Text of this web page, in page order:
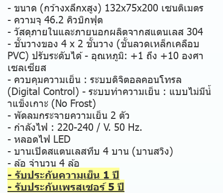
- ขนาด (กว้างxลึกxสูง) 132x75x200 เซนติเมตร
- ความจุ 46.2 คิวบิกฟุต
- วัสดุภายในและภายนอกผลิตจากสแตนเลส 304
- ชั้นวางของ 4 x 2 ชั้นวาง (ชั้นลวดเหล็กเคลือบ
PVC) ปรับระดับได้ - อุณหภูมิ: +1 ถึง +10 องศา
เซลเซียส
- ควบคุมความเย็น : ระบบดิจิตอลคอนโทรล
(Digital Control) - ระบบทําความเย็น : แบบไม่มีนํ้
าแข็งเกาะ (No Frost)
- พัดลมกระจายความเย็น 2 ตัว
- กําลังไฟ : 220-240 / V. 50 Hz.
- หลอดไฟ LED
- บานเปิดสแตนเลสทึบ 4 บาน (บานสวิง)
- ล้อ จํานวน 4 ล้อ
- รับประกันความเย็น 1 ปี
- รับประกันเพรสเซอร์ 5 ปี